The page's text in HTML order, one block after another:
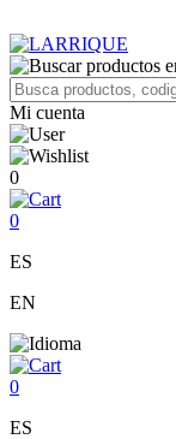
Mi cuenta
0
0
ES
EN
0
ES